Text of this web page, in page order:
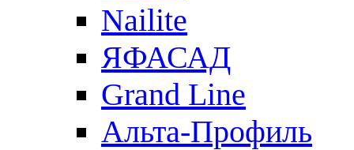
Nailite
ЯФАСАД
Grand Line
Альта-Профиль